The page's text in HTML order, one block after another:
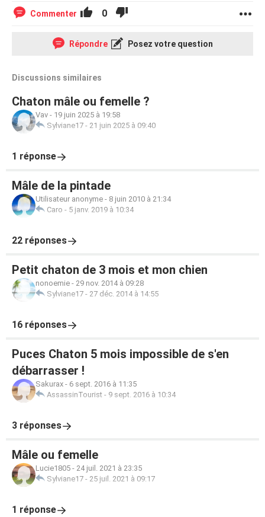
Commenter 0
Répondre Posez votre question
Discussions similaires
Chaton mâle ou femelle ?
Vav - 19 juin 2025 à 19:58
Sylviane17 - 21 juin 2025 à 09:40
1 réponse
Mâle de la pintade
Utilisateur anonyme - 8 juin 2010 à 21:34
Caro - 5 janv. 2019 à 10:34
22 réponses
Petit chaton de 3 mois et mon chien
nonoemie - 29 nov. 2014 à 09:28
Sylviane17 - 27 déc. 2014 à 14:55
16 réponses
Puces Chaton 5 mois impossible de s'en
débarrasser !
Sakurax - 6 sept. 2016 à 11:35
AssassinTourist - 9 sept. 2016 à 10:34
3 réponses
Mâle ou femelle
Lucie1805 - 24 juil. 2021 à 23:35
Sylviane17 - 25 juil. 2021 à 09:17
1 réponse